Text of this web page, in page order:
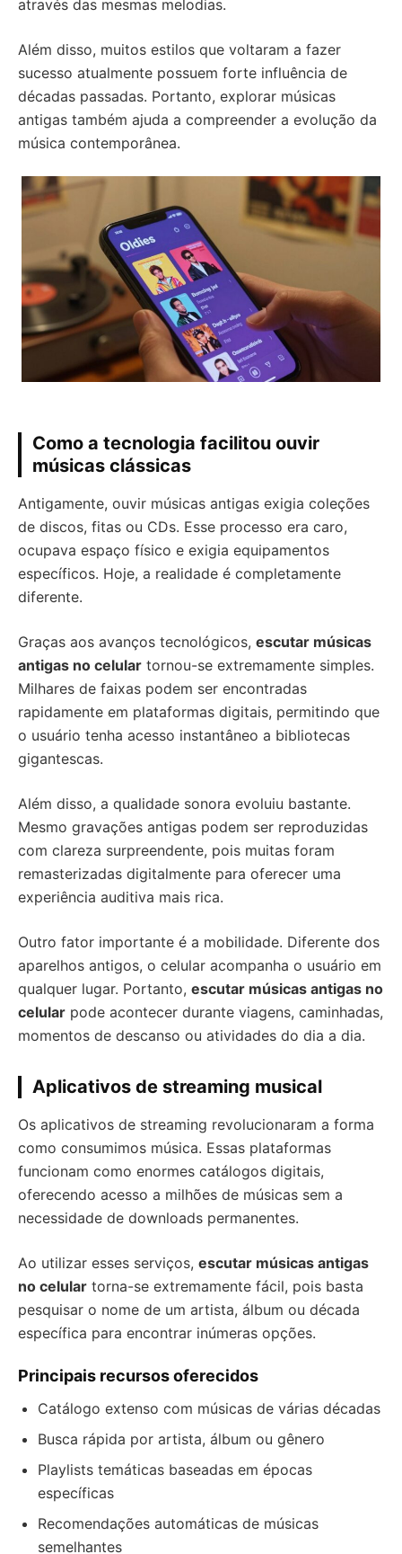
através das mesmas melodias.
Além disso, muitos estilos que voltaram a fazer
sucesso atualmente possuem forte influência de
décadas passadas. Portanto, explorar músicas
antigas também ajuda a compreender a evolução da
música contemporânea.
Como a tecnologia facilitou ouvir
músicas clássicas
Antigamente, ouvir músicas antigas exigia coleções
de discos, fitas ou CDs. Esse processo era caro,
ocupava espaço físico e exigia equipamentos
específicos. Hoje, a realidade é completamente
diferente.
Graças aos avanços tecnológicos, escutar músicas
antigas no celular tornou-se extremamente simples.
Milhares de faixas podem ser encontradas
rapidamente em plataformas digitais, permitindo que
o usuário tenha acesso instantâneo a bibliotecas
gigantescas.
Além disso, a qualidade sonora evoluiu bastante.
Mesmo gravações antigas podem ser reproduzidas
com clareza surpreendente, pois muitas foram
remasterizadas digitalmente para oferecer uma
experiência auditiva mais rica.
Outro fator importante é a mobilidade. Diferente dos
aparelhos antigos, o celular acompanha o usuário em
qualquer lugar. Portanto, escutar músicas antigas no
celular pode acontecer durante viagens, caminhadas,
momentos de descanso ou atividades do dia a dia.
Aplicativos de streaming musical
Os aplicativos de streaming revolucionaram a forma
como consumimos música. Essas plataformas
funcionam como enormes catálogos digitais,
oferecendo acesso a milhões de músicas sem a
necessidade de downloads permanentes.
Ao utilizar esses serviços, escutar músicas antigas
no celular torna-se extremamente fácil, pois basta
pesquisar o nome de um artista, álbum ou década
específica para encontrar inúmeras opções.
Principais recursos oferecidos
Catálogo extenso com músicas de várias décadas
Busca rápida por artista, álbum ou gênero
Playlists temáticas baseadas em épocas
específicas
Recomendações automáticas de músicas
semelhantes